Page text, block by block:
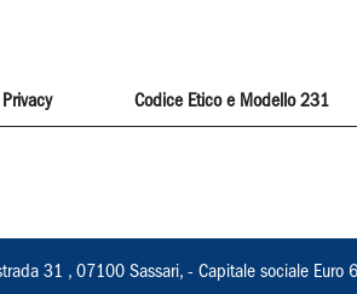
Privacy Codice Etico e Modello 231
31 , 07100 Sassari, - Capitale sociale